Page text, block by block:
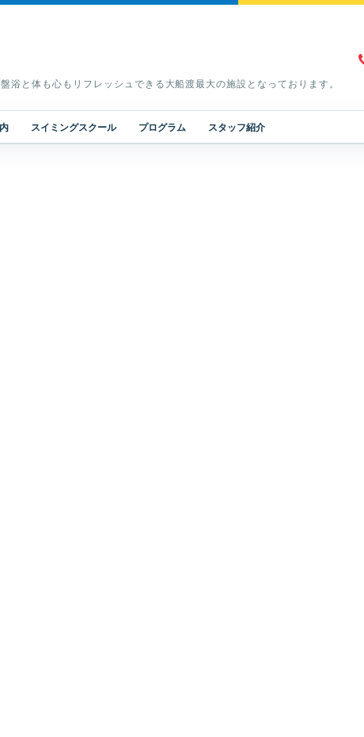
と体も心もリフレッシュできる大船渡最大の施設となっております。
スイミングスクール プログラム スタッフ紹介